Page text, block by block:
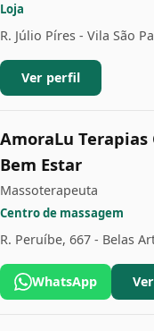
Loja
R. Júlio Píres - Vila São
Ver perfil
AmoraLu Terapias
Bem Estar
Massoterapeuta
Centro de massagem
R. Peruíbe, 667 - Belas
WhatsApp